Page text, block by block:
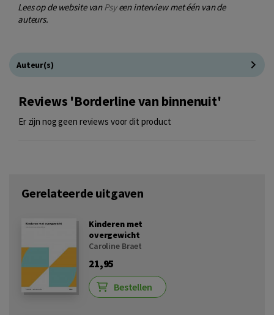
Lees op de website vanPsyeen interview met één van de
auteurs.
Auteur(s)
Reviews 'Borderline van binnenuit'
Er zijn nog geen reviews voor dit product
Gerelateerde uitgaven
Kinderen met
overgewicht
Caroline Braet
21,95
Bestellen